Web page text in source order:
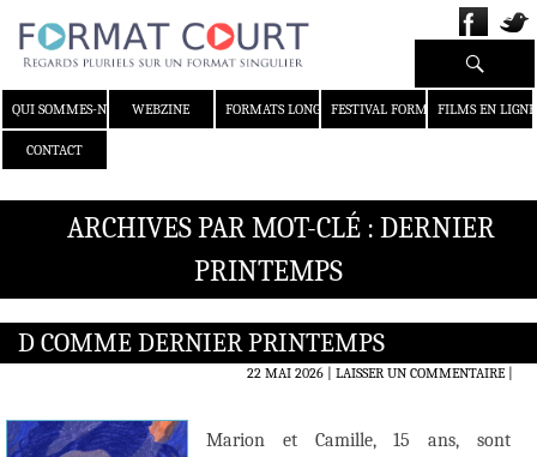
QUI SOMMES-NOUS ?WEBZINE FORMATS LONGS FESTIVAL FORMAT COURT
FILMS EN LIGNE
CONTACT
Recherche
ARCHIVES PAR MOT-CLÉ : DERNIER
PRINTEMPS
D COMME DERNIER PRINTEMPS
22 MAI 2026 LAISSER UN COMMENTAIRE|
Marion et Camille, 15 ans, sont